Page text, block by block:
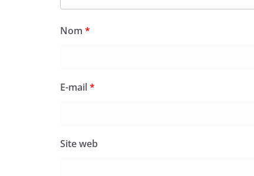
Nom *
E-mail*
Site web